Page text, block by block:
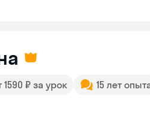
1590 ₽ за урок 15 лет